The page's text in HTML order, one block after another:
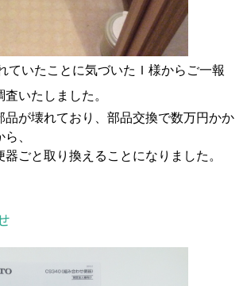
ていたことに気づいたＩ様からご一報
いたしました。
品が壊れており、部品交換で数万円かか
、
ごと取り換えることになりました。